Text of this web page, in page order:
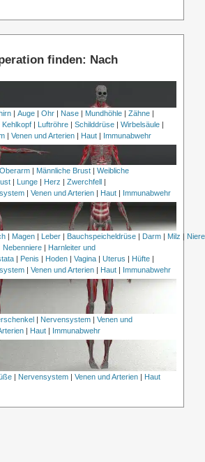
finden: Nach
| Auge| Ohr| Nase| Mundhöhle| Zähne|
Kehlkopf| Luftröhre| Schilddrüse| Wirbelsäule|
| Venen und Arterien | Haut | Immunabwehr
Oberarm| Männliche Brust| Weibliche
| Lunge| Herz | Zwerchfell|
| Venen und Arterien | Haut | Immunabwehr
| Magen| Leber| Bauchspeicheldrüse| Darm| Milz |
Nebenniere| Harnleiter und
| Penis | Hoden| Vagina| Uterus | Hüfte|
| Venen und Arterien | Haut | Immunabwehr
Nervensystem
Venen und
Haut Immunabwehr
| Nervensystem| Venen und Arterien| Haut